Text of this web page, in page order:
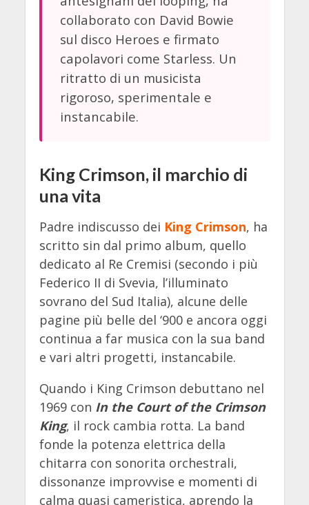
collaborato con David Bowie
sul disco Heroes e firmato
capolavori come Starless. Un
ritratto di un musicista
rigoroso, sperimentale e
instancabile.
King Crimson, il marchio di
una vita
Padre indiscusso dei King Crimson, ha
scritto sin dal primo album, quello
dedicato al Re Cremisi (secondo i più
Federico II di Svevia, l’illuminato
sovrano del Sud Italia), alcune delle
pagine più belle del ‘900 e ancora oggi
continua a far musica con la sua band
e vari altri progetti, instancabile.
Quando i King Crimson debuttano nel
1969 con In the Court of the Crimson
King, il rock cambia rotta. La band
fonde la potenza elettrica della
chitarra con sonorita orchestrali,
dissonanze improvvise e momenti di
calma quasi cameristica, aprendo la